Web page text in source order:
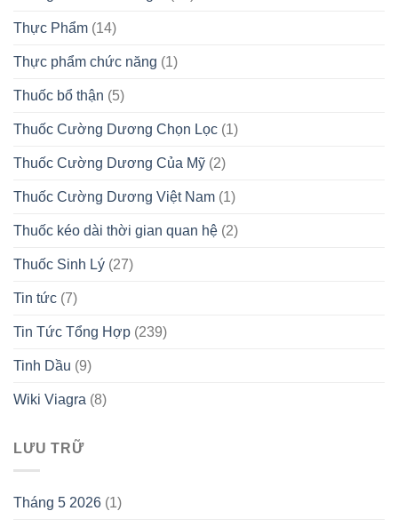
Thực Phẩm (14)
Thực phẩm chức năng (1)
Thuốc bổ thận (5)
Thuốc Cường Dương Chọn Lọc (1)
Thuốc Cường Dương Của Mỹ (2)
Thuốc Cường Dương Việt Nam (1)
Thuốc kéo dài thời gian quan hệ (2)
Thuốc Sinh Lý (27)
Tin tức (7)
Tin Tức Tổng Hợp (239)
Tinh Dầu (9)
Wiki Viagra (8)
LƯU TRỮ
Tháng 5 2026 (1)